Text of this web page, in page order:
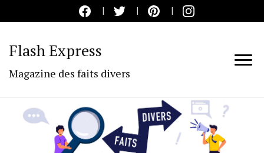
Flash Express
Magazine des faits divers